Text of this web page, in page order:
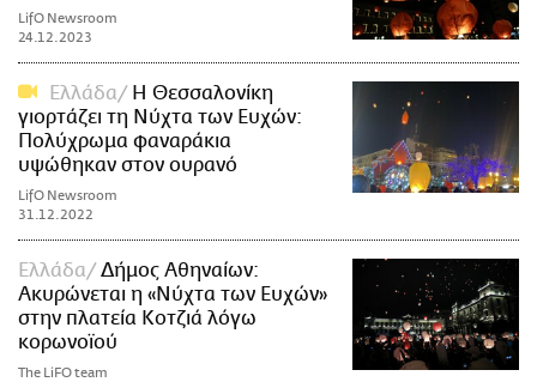
LifO Newsroom
24.12.2023
Ελλάδα
H Θεσσαλονίκη
γιορτάζει τη Νύχτα των Ευχών:
Πολύχρωμα φαναράκια
υψώθηκαν στον ουρανό
LifO Newsroom
31.12.2022
Ελλάδα
Δήμος Αθηναίων:
Ακυρώνεται η «Νύχτα των Ευχών»
στην πλατεία Κοτζιά λόγω
κορωνοϊού
The LiFO team